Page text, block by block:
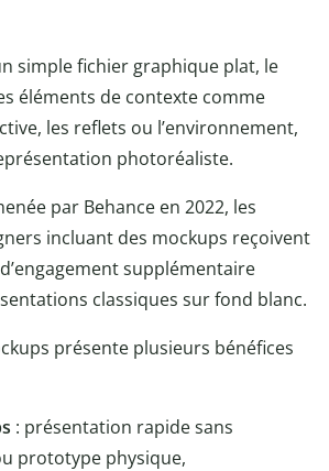
simple fichier graphique plat, le
éléments de contexte comme
les reflets ou l’environnement,
photoréaliste.
par Behance en 2022, les
incluant des mockups reçoivent
supplémentaire
classiques sur fond blanc.
présente plusieurs bénéfices
: présentation rapide sans
prototype physique,